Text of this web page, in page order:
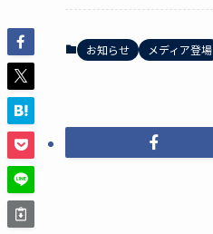
お知らせ メディア登場